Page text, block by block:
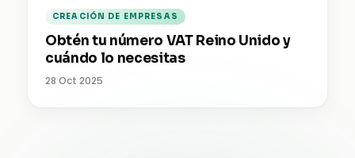
CREACIÓN DE EMPRESAS
Obtén tu número VAT Reino Unido y
cuándo lo necesitas
28 Oct 2025